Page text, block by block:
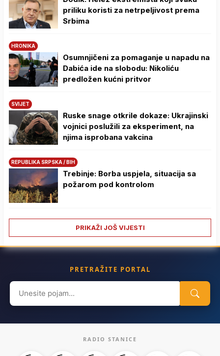
priliku koristi za netrpeljivost prema
Srbima
HRONIKA
Osumnjičeni za pomaganje u napadu na
Dabića ide na slobodu: Nikoliću
predložen kućni pritvor
SVIJET
Ruske snage otkrile dokaze: Ukrajinski
vojnici poslužili za eksperiment, na
njima isprobana vakcina
REPUBLIKA SRPSKA / BIH
Trebinje: Borba uspjela, situacija sa
požarom pod kontrolom
PRIKAŽI JOŠ VIJESTI
PRETRAŽITE PORTAL
Search
for:
RADIO STANICE